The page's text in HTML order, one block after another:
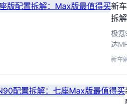
新
拆
极氪
达
机
新车